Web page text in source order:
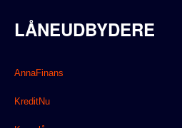
LÅNEUDBYDERE
AnnaFinans
KreditNu